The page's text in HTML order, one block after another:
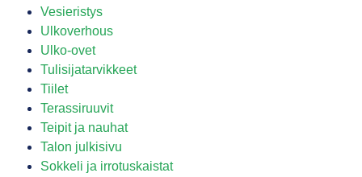
Vesieristys
Ulkoverhous
Ulko-ovet
Tulisijatarvikkeet
Tiilet
Terassiruuvit
Teipit ja nauhat
Talon julkisivu
Sokkeli ja irrotuskaistat